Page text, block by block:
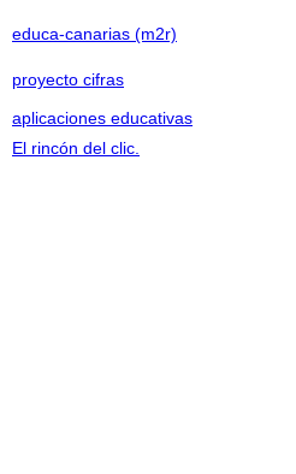
educa-canarias (m2r)
proyecto cifras
aplicaciones educativas
El rincón del clic.